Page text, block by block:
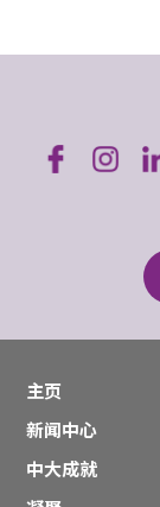
主页
新闻中心
中大成就